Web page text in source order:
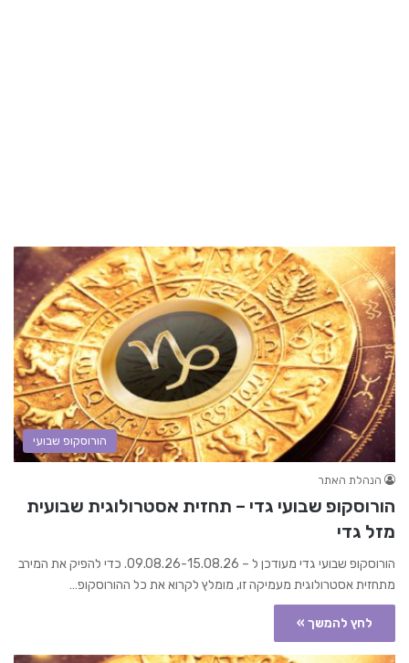
הורוסקופ שבועי
הנהלת האתר
הורוסקופ שבועי גדי – תחזית אסטרולוגית שבועית
מזל גדי
הורוסקופ שבועי גדי מעודכן ל – 09.08.26-15.08.26. כדי להפיק את המירב
מתחזית אסטרולוגית מעמיקה זו, מומלץ לקרוא את כל ההורוסקופ…
לחץ להמשך »